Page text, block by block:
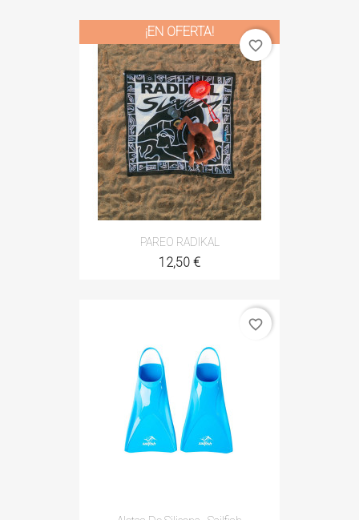
PAREO RADIKAL
12,50 €
¡EN OFERTA!
favorite_border
favorite_border